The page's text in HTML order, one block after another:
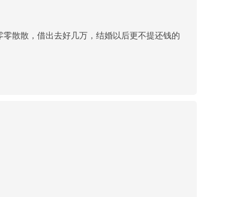
散散，借出去好几万，结婚以后更不提还钱的